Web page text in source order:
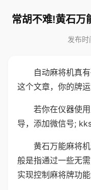
常胡不难!黄石万
发布
自动麻将机真
这个文章，你的牌运
若你在仪器使
导，添加微信号;
黄石万能麻将
般是指通过一些无
实现控制麻将牌功能